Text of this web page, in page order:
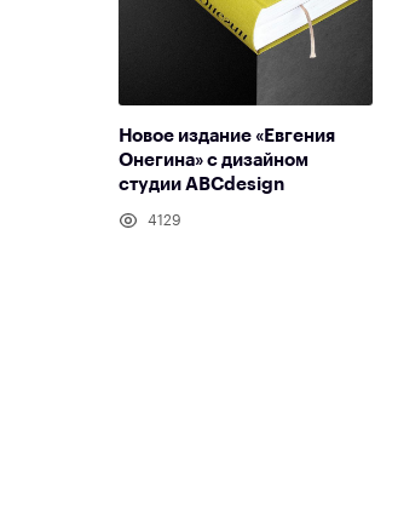
Новое издание «Евгения
Онегина» с дизайном
студии ABCdesign
4129